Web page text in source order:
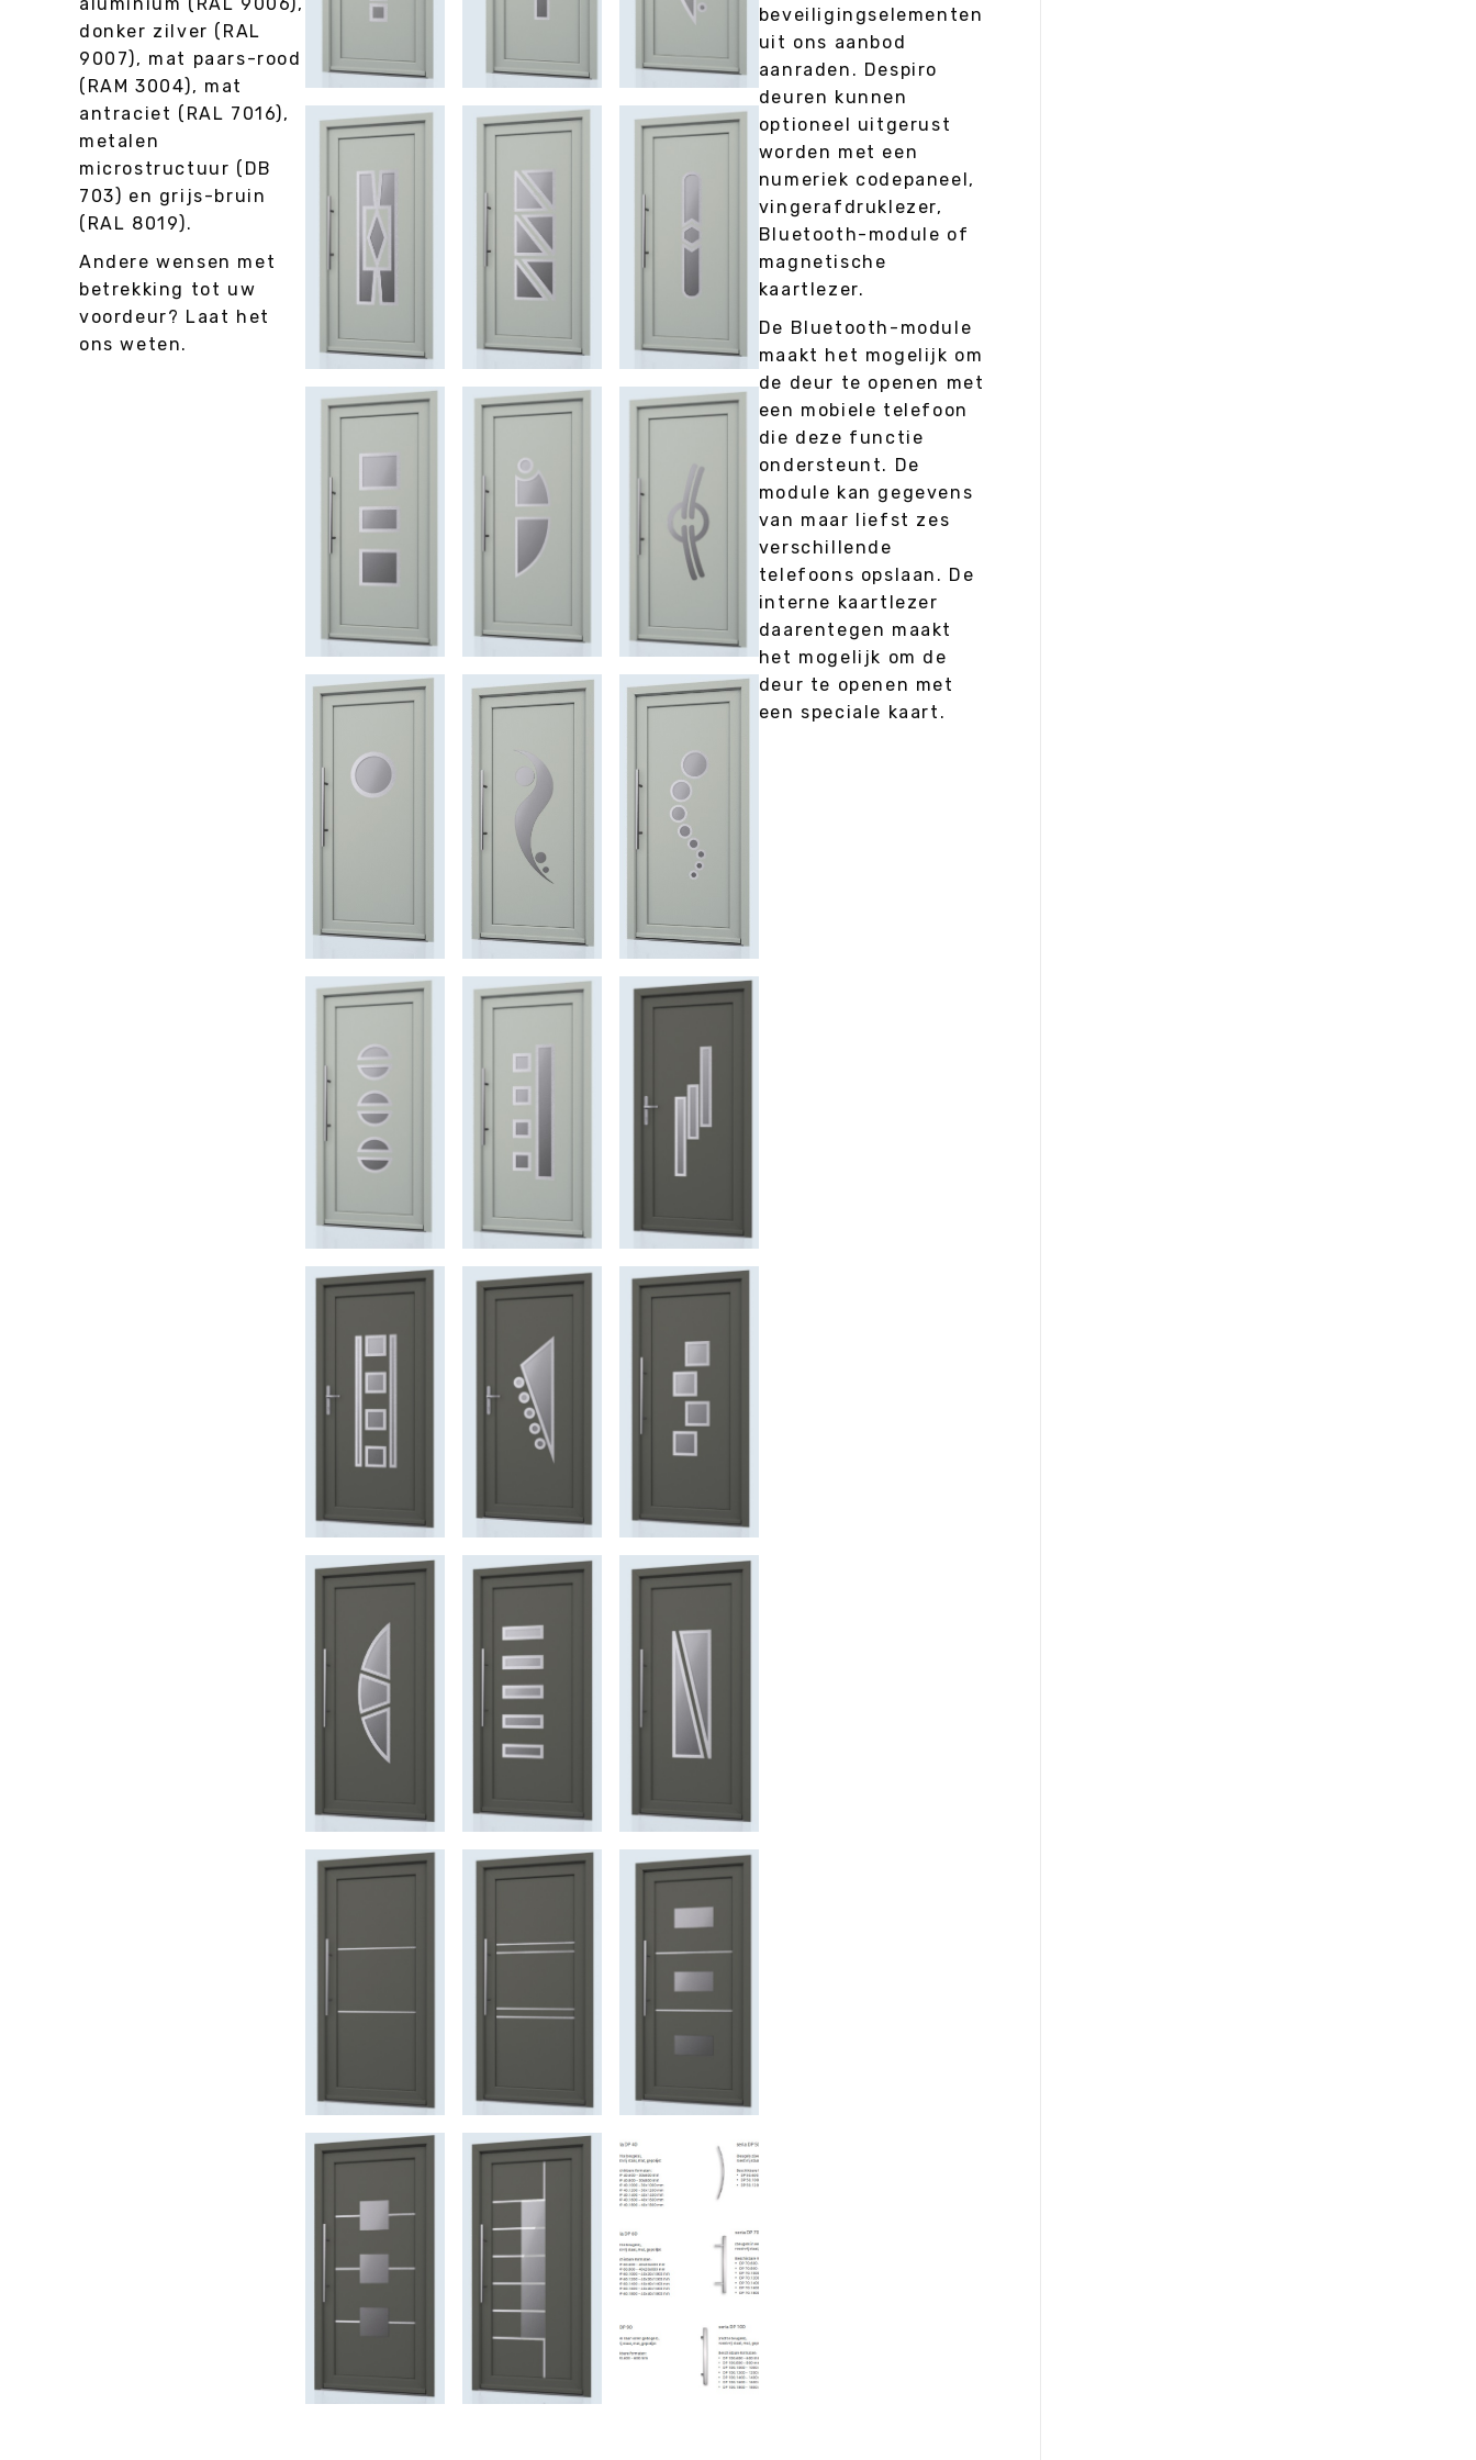
aluminium (RAL 9006),
donker zilver (RAL
9007), mat paars-rood
(RAM 3004), mat
antraciet (RAL 7016),
metalen
microstructuur (DB
703) en grijs-bruin
(RAL 8019).
Andere wensen met
betrekking tot uw
voordeur? Laat het
ons weten.
beveiligingselementen
uit ons aanbod
aanraden. Despiro
deuren kunnen
optioneel uitgerust
worden met een
numeriek codepaneel,
vingerafdruklezer,
Bluetooth-module of
magnetische
kaartlezer.
De Bluetooth-module
maakt het mogelijk om
de deur te openen met
een mobiele telefoon
die deze functie
ondersteunt. De
module kan gegevens
van maar liefst zes
verschillende
telefoons opslaan. De
interne kaartlezer
daarentegen maakt
het mogelijk om de
deur te openen met
een speciale kaart.